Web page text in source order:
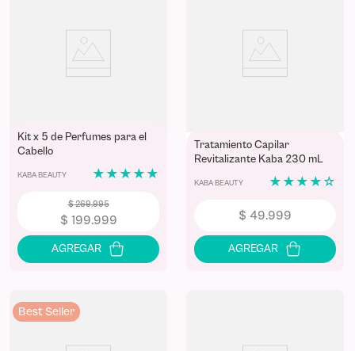
Kit x 5 de Perfumes para el
Cabello
KABA BEAUTY ★ ★ ★ ★ ★
$269.995
$ 199.999
Tratamiento Capilar
Revitalizante Kaba 230 mL
KABA BEAUTY ★ ★ ★ ★ ☆
$ 49.999
Best Seller